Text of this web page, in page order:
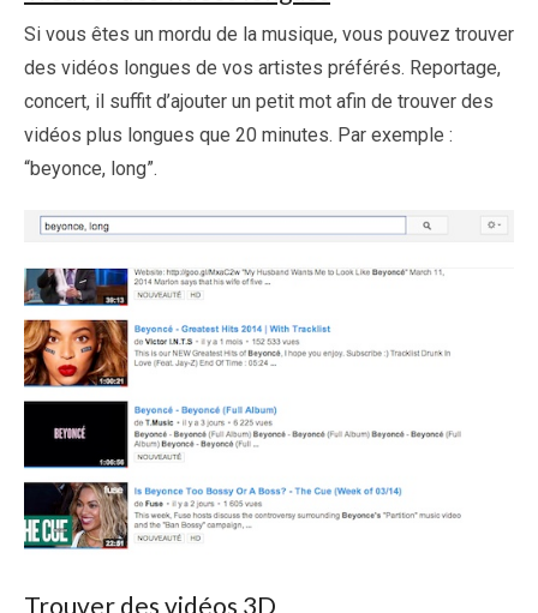
Si vous êtes un mordu de la musique, vous pouvez trouver
des vidéos longues de vos artistes préférés. Reportage,
concert, il suffit d’ajouter un petit mot afin de trouver des
vidéos plus longues que 20 minutes. Par exemple :
“beyonce, long”.
Trouver des vidéos 3D